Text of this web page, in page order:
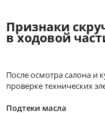
Признаки
в ходовой
После осмотра салона и
проверке технических
Подтеки масла